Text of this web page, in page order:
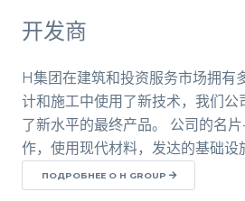
开发商
H集团在建筑和投资服务市场拥有
计和施工中使用了新技术，我们公
了新水平的最终产品。 公司的名
作，使用现代材料，发达的基础设
ПОДРОБНЕЕ О H GROUP